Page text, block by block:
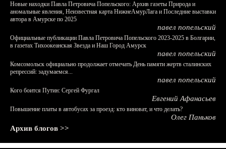
Новые находки Павла Петровича Попельского: Архив газеты Природа и
аномальные явления, Неизвестная карта НижнеАмурЛага и Последние выставки
автора в Амурске по 2025
павел попельский
Официальные публикации Павла Петровича Попельского 2023-2025 в Болгарии,
в газетах Тихоокеанская Звезда и Наш Город Амурск
павел попельский
Комсомольск официально продолжает отмечать День памяти жертв сталинских
репрессий: задумаемся...
павел попельский
Кого боится Путин: Сергей Фургал
Евгений Афанасьев
Повышение платы в автобусах за проезд: кто виноват, и что делать?
Олег Паньков
Архив блогов >>